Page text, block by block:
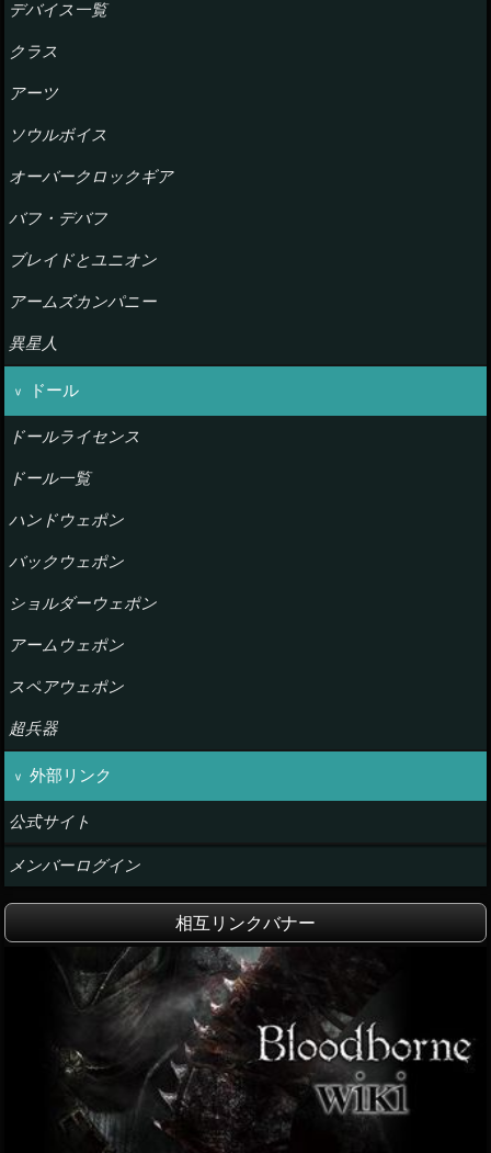
デバイス一覧
クラス
アーツ
ソウルボイス
オーバークロックギア
バフ・デバフ
ブレイドとユニオン
アームズカンパニー
異星人
ドール
ドールライセンス
ドール一覧
ハンドウェポン
バックウェポン
ショルダーウェポン
アームウェポン
スペアウェポン
超兵器
外部リンク
公式サイト
メンバーログイン
相互リンクバナー